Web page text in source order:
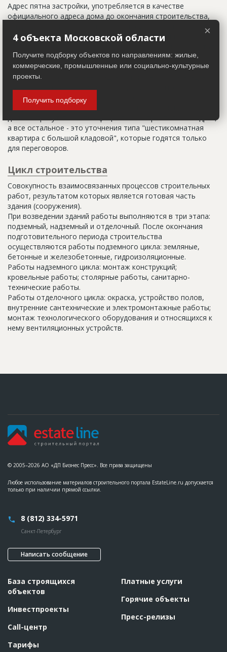
Адрес пятна застройки, употребляется в качестве
официального адреса дома до окончания строительства,
когда дому присваивают почтовый адрес. Строительный
адрес обычно состоит из трех частей: названия
(не обязательно) и корпуса (владения).
Настоящим строительным адресом можно считать адрес,
строительные организации делают свои добавления
(например, вторая очередь). В официальных документах
должен присутствовать официальный строительный адрес,
а все остальное - это уточнения типа "шестикомнатная
квартира с большой кладовой", которые годятся только
для переговоров.
Цикл строительства
Совокупность взаимосвязанных процессов строительных
работ, результатом которых является готовая часть
здания (сооружения).
При возведении зданий работы выполняются в три этапа:
подземный, надземный и отделочный. После окончания
подготовительного периода строительства
осуществляются работы подземного цикла: земляные,
бетонные и железобетонные, гидроизоляционные.
Работы надземного цикла: монтаж конструкций;
кровельные работы; столярные работы, санитарно-
технические работы.
Работы отделочного цикла: окраска, устройство полов,
внутренние сантехнические и электромонтажные работы;
монтаж технологического оборудования и относящихся к
нему вентиляционных устройств.
© 2005–2026 АО «ДП Бизнес Пресс». Все права защищены
Любое использование материалов строительного портала EstateLine.ru допускается
только при наличии прямой ссылки.
8 (812) 334-5971
Санкт-Петербург
Написать сообщение
База строящихся
объектов
Инвестпроекты
Call-центр
Тарифы
Платные услуги
Горячие объекты
Пресс-релизы
×
4 объекта Московской области
Получите подборку объектов по направлениям: жилые,
коммерческие, промышленные или социально-культурные
проекты.
Получить подборку